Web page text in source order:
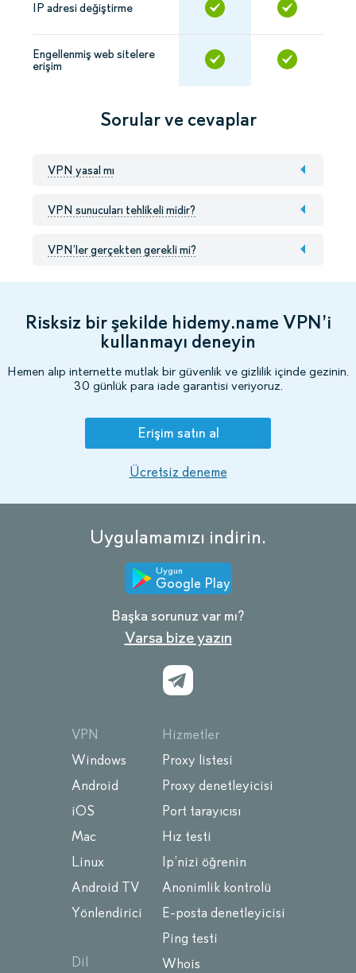
IP adresi değiştirme
Engellenmiş web sitelere
erişim
Sorular ve cevaplar
VPN yasal mı
VPN sunucuları tehlikeli midir?
VPN’ler gerçekten gerekli mi?
Risksiz bir şekilde hidemy.name VPN’i
kullanmayı deneyin
Hemen alıp internette mutlak bir güvenlik ve gizlilik içinde gezinin.
30 günlük para iade garantisi veriyoruz.
Erişim satın al
Ücretsiz deneme
Uygulamamızı indirin.
Uygun
Google Play
Başka sorunuz var mı?
Varsa bize yazın
VPN
Windows
Android
iOS
Mac
Linux
Android TV
Yönlendirici
Dil
Hizmetler
Proxy listesi
Proxy denetleyicisi
Port tarayıcısı
Hız testi
Ip’nizi öğrenin
Anonimlik kontrolü
E-posta denetleyicisi
Ping testi
Whois